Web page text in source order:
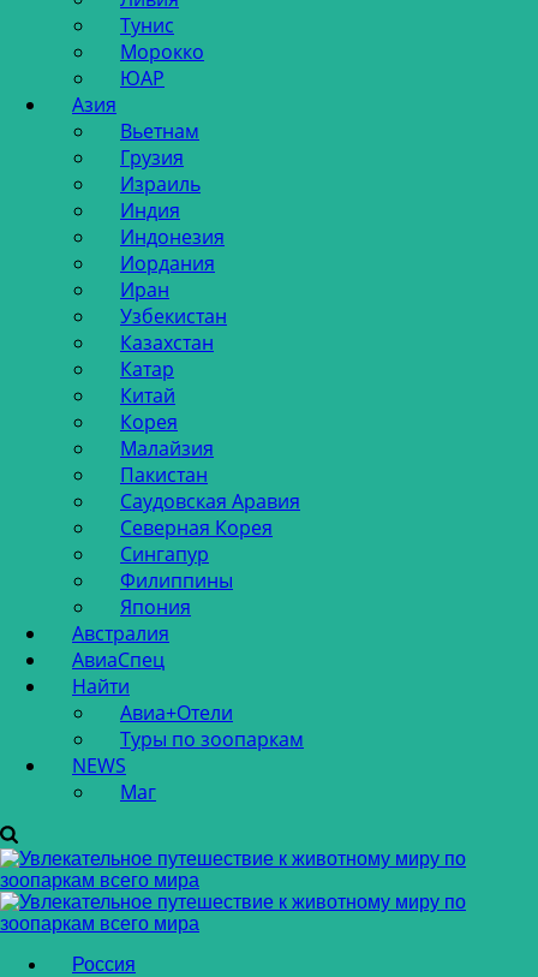
Тунис
Морокко
ЮАР
Азия
Вьетнам
Грузия
Израиль
Индия
Индонезия
Иордания
Иран
Узбекистан
Казахстан
Катар
Китай
Корея
Малайзия
Пакистан
Саудовская Аравия
Северная Корея
Сингапур
Филиппины
Япония
Австралия
АвиаСпец
Найти
Авиа+Отели
Туры по зоопаркам
NEWS
Маг
Россия